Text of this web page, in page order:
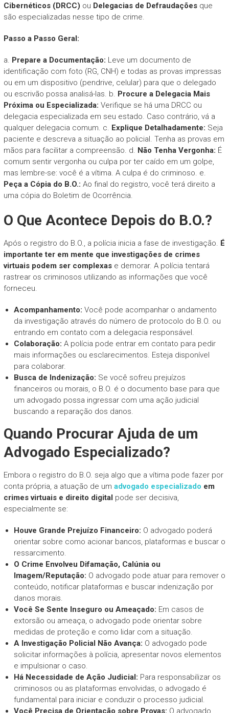
Cibernéticos (DRCC) ou Delegacias de Defraudaçõesque
são especializadas nesse tipo de crime.
Passo a Passo Geral:
a. Prepare a Documentação: Leve um documento de
identificação com foto (RG, CNH) e todas as provas impressas
ou em um dispositivo (pendrive, celular) para que o delegado
ou escrivão possa analisá-las. b. Procure a Delegacia Mais
Próxima ou Especializada: Verifique se há uma DRCC ou
delegacia especializada em seu estado. Caso contrário, vá a
qualquer delegacia comum. c. Explique Detalhadamente: Seja
paciente e descreva a situação ao policial. Tenha as provas em
mãos para facilitar a compreensão. d. Não Tenha Vergonha: É
comum sentir vergonha ou culpa por ter caído em um golpe,
mas lembre-se: você é a vítima. A culpa é do criminoso. e.
Peça a Cópia do B.O.: Ao final do registro, você terá direito a
uma cópia do Boletim de Ocorrência.
O Que Acontece Depois do B.O.?
Após o registro do B.O., a polícia inicia a fase de investigação. É
importante ter em mente que investigações de crimes
virtuais podem ser complexase demorar. A polícia tentará
rastrear os criminosos utilizando as informações que você
forneceu.
Acompanhamento: Você pode acompanhar o andamento
da investigação através do número de protocolo do B.O. ou
entrando em contato com a delegacia responsável.
Colaboração: A polícia pode entrar em contato para pedir
mais informações ou esclarecimentos. Esteja disponível
para colaborar.
Busca de Indenização: Se você sofreu prejuízos
financeiros ou morais, o B.O. é o documento base para que
um advogado possa ingressar com uma ação judicial
buscando a reparação dos danos.
Quando Procurar Ajuda de um
Advogado Especializado?
Embora o registro do B.O. seja algo que a vítima pode fazer por
conta própria, a atuação de um advogado especializado em
crimes virtuais e direito digital pode ser decisiva,
especialmente se:
Houve Grande Prejuízo Financeiro: O advogado poderá
orientar sobre como acionar bancos, plataformas e buscar o
ressarcimento.
O Crime Envolveu Difamação, Calúnia ou
Imagem/Reputação: O advogado pode atuar para remover o
conteúdo, notificar plataformas e buscar indenização por
danos morais.
Você Se Sente Inseguro ou Ameaçado: Em casos de
extorsão ou ameaça, o advogado pode orientar sobre
medidas de proteção e como lidar com a situação.
A Investigação Policial Não Avança: O advogado pode
solicitar informações à polícia, apresentar novos elementos
e impulsionar o caso.
Há Necessidade de Ação Judicial: Para responsabilizar os
criminosos ou as plataformas envolvidas, o advogado é
fundamental para iniciar e conduzir o processo judicial.
Você Precisa de Orientação sobre Provas: O advogado